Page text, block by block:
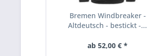
Bremen Windbreaker -
Altdeutsch - bestickt -...
ab 52,00 € *